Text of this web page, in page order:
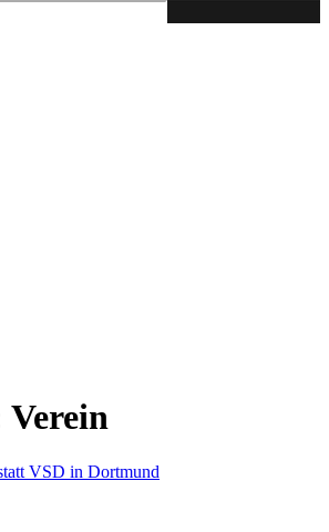
Verein